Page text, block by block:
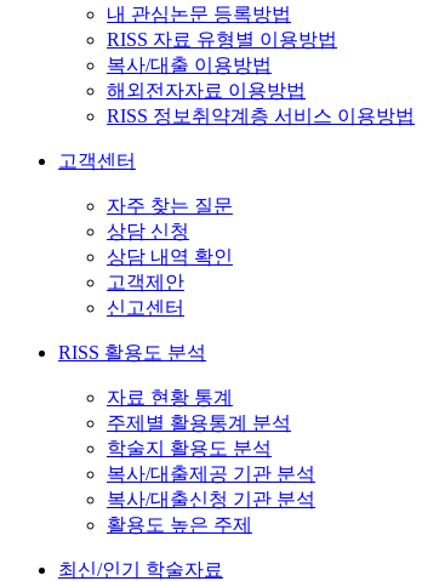
내 관심논문 등록방법
RISS 자료 유형별 이용방법
복사/대출 이용방법
해외전자자료 이용방법
RISS 정보취약계층 서비스 이용방법
고객센터
자주 찾는 질문
상담 신청
상담 내역 확인
고객제안
신고센터
RISS 활용도 분석
자료 현황 통계
주제별 활용통계 분석
학술지 활용도 분석
복사/대출제공 기관 분석
복사/대출신청 기관 분석
활용도 높은 주제
최신/인기 학술자료